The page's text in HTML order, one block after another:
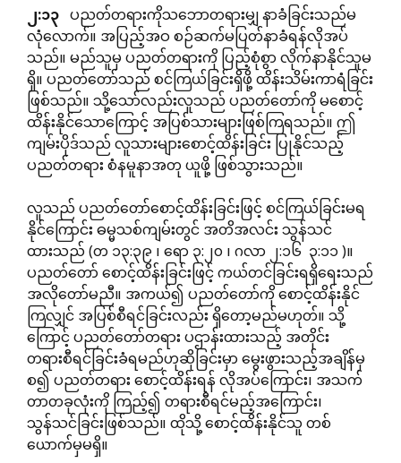
၂:၁၃ ပညတ်တရားကိုသဘောတရားမျှ နာခံခြင်းသည်မ
လုံလောက်။ အပြည့်အဝ စဉ်ဆက်မပြတ်နာခံရန်လိုအပ်
သည်။ မည်သူမှ ပညတ်တရားကို ပြည့်စုံစွာ လိုက်နာနိုင်သူမ
ရှိ။ ပညတ်တော်သည် စင်ကြယ်ခြင်းရှိဖို့ ထိန်းသိမ်းကာရံခြင်း
ဖြစ်သည်။ သို့သော်လည်းလူသည် ပညတ်တော်ကို မစောင့်
ထိန်းနိုင်သောကြောင့် အပြစ်သားများဖြစ်ကြရသည်။ ဤ
ကျမ်းပိုဒ်သည် လူသားများစောင့်ထိန်းခြင်း ပြုနိုင်သည့်
ပညတ်တရား စံနမူနာအတု ယူဖို့ ဖြစ်သွားသည်။
လူသည် ပညတ်တော်စောင့်ထိန်းခြင်းဖြင့် စင်ကြယ်ခြင်းမရ
နိုင်ကြောင်း ဓမ္မသစ်ကျမ်းတွင် အတိအလင်း သွန်သင်
ထားသည် (တ ၁၃:၃၉ ၊ ရော ၃:၂၀ ၊ ဂလာ ၂:၁၆ ၃:၁၁ )။
ပညတ်တော် စောင့်ထိန်းခြင်းဖြင့် ကယ်တင်ခြင်းရရှိရေးသည်
အလိုတော်မညီ။ အကယ်၍ ပညတ်တော်ကို စောင့်ထိန်းနိုင်
ကြလျှင် အပြစ်စီရင်ခြင်းလည်း ရှိတော့မည်မဟုတ်။ သို့
ကြောင့် ပညတ်တော်တရား ပဌာန်းထားသည့် အတိုင်း
တရားစီရင်ခြင်းခံရမည်ဟုဆိုခြင်းမှာ မွေးဖွားသည့်အချိန်မှ
စ၍ ပညတ်တရား စောင့်ထိန်းရန် လိုအပ်ကြောင်း၊ အသက်
တာတခုလုံးကို ကြည့်၍ တရားစီရင်မည့်အကြောင်း၊
သွန်သင်ခြင်းဖြစ်သည်။ ထိုသို့ စောင့်ထိန်းနိုင်သူ တစ်
ယောက်မှမရှိ။